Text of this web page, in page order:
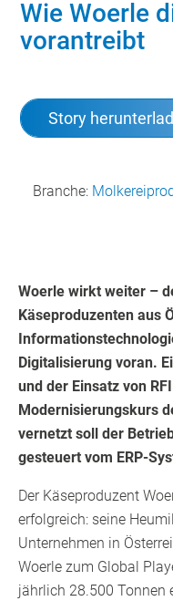
Wie Woerle
vorantreibt
Story
Branche:
Woerle wirkt weiter –
Käseproduzenten aus
Digitalisierung voran.
und der Einsatz von
Modernisierungskurs
vernetzt soll der
gesteuert vom ERP-
Der Käseproduzent
erfolgreich: seine
Unternehmen in
Woerle zum Global
jährlich 28.500 Tonnen